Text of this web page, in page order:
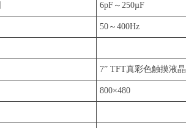
6pF～250µF
50～400Hz
7” TFT真彩色触摸液
800×480